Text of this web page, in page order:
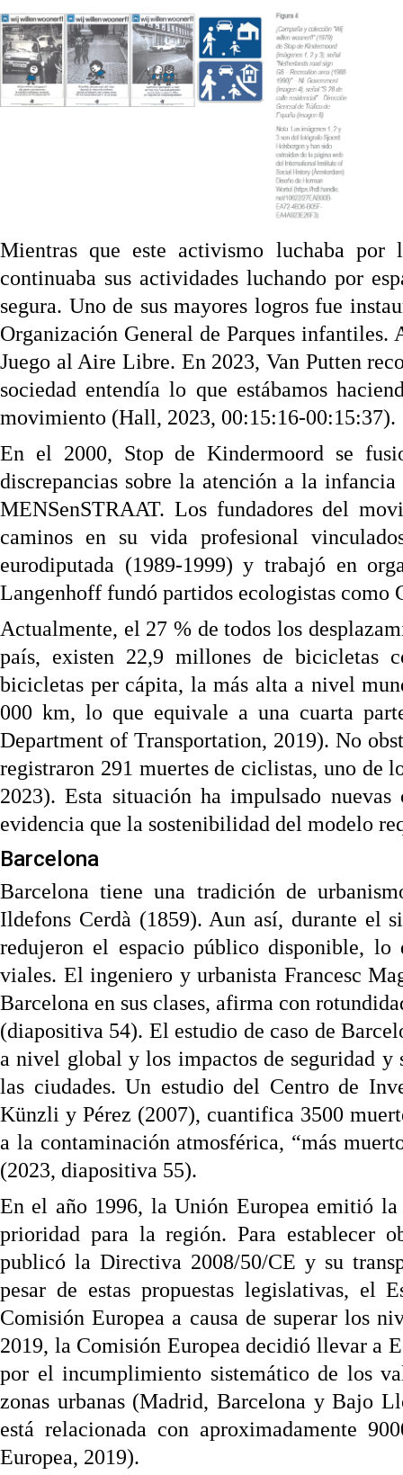
Mientras que este activismo luchaba por
continuaba sus actividades luchando por
segura. Uno de sus mayores logros fue
Organización General de Parques
Juego al Aire Libre. En 2023, Van Putten
sociedad entendía lo que estábamos
movimiento (Hall, 2023, 00:15:16-00:15:37).
En el 2000, Stop de Kindermoord se
discrepancias sobre la atención a la
MENSenSTRAAT. Los fundadores del
caminos en su vida profesional
eurodiputada (1989-1999) y trabajó en
Langenhoff fundó partidos ecologistas
Actualmente, el 27 % de todos los
país, existen 22,9 millones de bicicletas
bicicletas per cápita, la más alta a nivel
000 km, lo que equivale a una cuarta
Department of Transportation, 2019). No
registraron 291 muertes de ciclistas, uno de
2023). Esta situación ha impulsado
evidencia que la sostenibilidad del modelo
Barcelona
Barcelona tiene una tradición de
Ildefons Cerdà (1859). Aun así, durante el
redujeron el espacio público disponible, lo
viales. El ingeniero y urbanista Francesc
Barcelona en sus clases, afirma con
(diapositiva 54). El estudio de caso de
a nivel global y los impactos de seguridad
las ciudades. Un estudio del Centro de
Künzli y Pérez (2007), cuantifica 3500
a la contaminación atmosférica, “más
(2023, diapositiva 55).
En el año 1996, la Unión Europea emitió
prioridad para la región. Para establecer
publicó la Directiva 2008/50/CE y su
pesar de estas propuestas legislativas, el
Comisión Europea a causa de superar los
2019, la Comisión Europea decidió llevar a
por el incumplimiento sistemático de los
zonas urbanas (Madrid, Barcelona y Bajo
está relacionada con aproximadamente
Europea, 2019).